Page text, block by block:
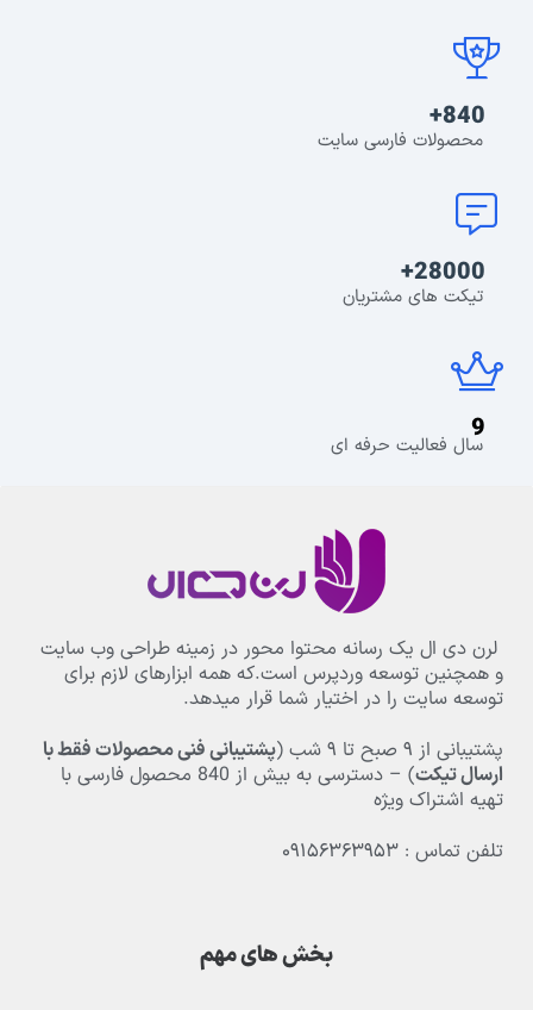
840+
محصولات فارسی سایت
28000+
تیکت های مشتریان
9
سال فعالیت حرفه ای
لرن دی ال یک رسانه محتوا محور در زمینه طراحی وب سایت
و همچنین توسعه وردپرس است.که همه ابزارهای لازم برای
توسعه سایت را در اختیار شما قرار میدهد.
پشتیبانی از ۹ صبح تا ۹ شب (پشتیبانی فنی محصولات فقط با
ارسال تیکت) – دسترسی به بیش از 840 محصول فارسی با
تهیه اشتراک ویژه
تلفن تماس : ۰۹۱۵۶۳۶۳۹۵۳
بخش های مهم